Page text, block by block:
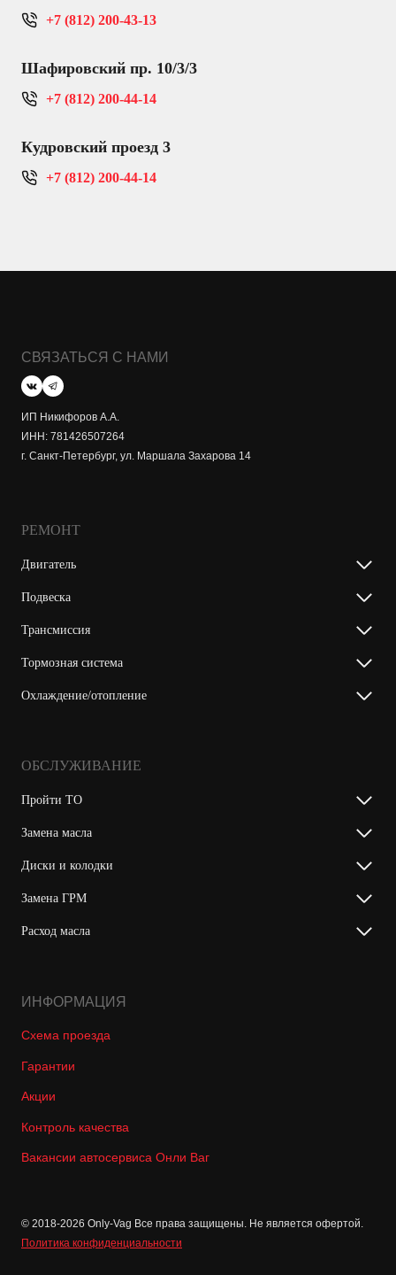
+7 (812) 200-43-13
Шафировский пр. 10/3/3
+7 (812) 200-44-14
Кудровский проезд 3
+7 (812) 200-44-14
СВЯЗАТЬСЯ С НАМИ
ИП Никифоров А.А.
ИНН: 781426507264
г. Санкт-Петербург, ул. Маршала Захарова 14
РЕМОНТ
Двигатель
Подвеска
Трансмиссия
Тормозная система
Охлаждение/отопление
ОБСЛУЖИВАНИЕ
Пройти ТО
Замена масла
Диски и колодки
Замена ГРМ
Расход масла
ИНФОРМАЦИЯ
Схема проезда
Гарантии
Акции
Контроль качества
Вакансии автосервиса Онли Ваг
© 2018-2026 Only-Vag Все права защищены. Не является офертой.
Политика конфиденциальности